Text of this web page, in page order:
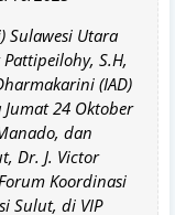
Sulawesi Utara
S.H,
(IAD)
24 Oktober
dan
Dr. J. Victor
Koordinasi
Sulut, di VIP